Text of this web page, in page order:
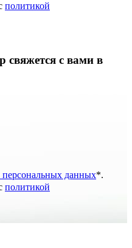
политикой
свяжется с вами в
персональных данных*.
политикой